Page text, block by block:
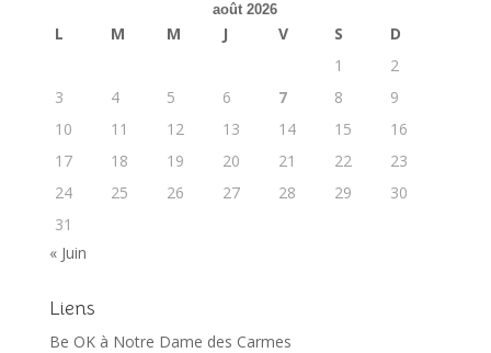
août 2026
L M M J V S
D
1
2
3
4 5 6 7 8
9
10
11 12 13 14 15
16
17
18 19 20 21 22
23
24
25 26 27 28 29
30
31
« Juin
Liens
Be OK à Notre Dame des Carmes